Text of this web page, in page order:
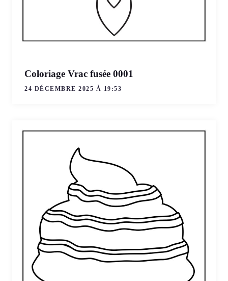
Coloriage Vrac fusée 0001
24 DÉCEMBRE 2025 À 19:53